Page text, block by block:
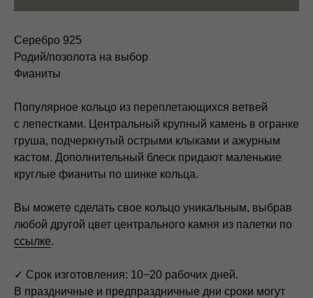
Серебро 925
Родий/позолота на выбор
Фианиты
Популярное кольцо из переплетающихся ветвей
с лепестками. Центральный крупный камень в огранке
груша, подчеркнутый острыми клыками и ажурным
кастом. Дополнительный блеск придают маленькие
круглые фианиты по шинке кольца.
Вы можете сделать свое кольцо уникальным, выбрав
любой другой цвет центрального камня из палетки по
ссылке.
✓ Срок изготовления: 10−20 рабочих дней.
В праздничные и предпраздничные дни сроки могут